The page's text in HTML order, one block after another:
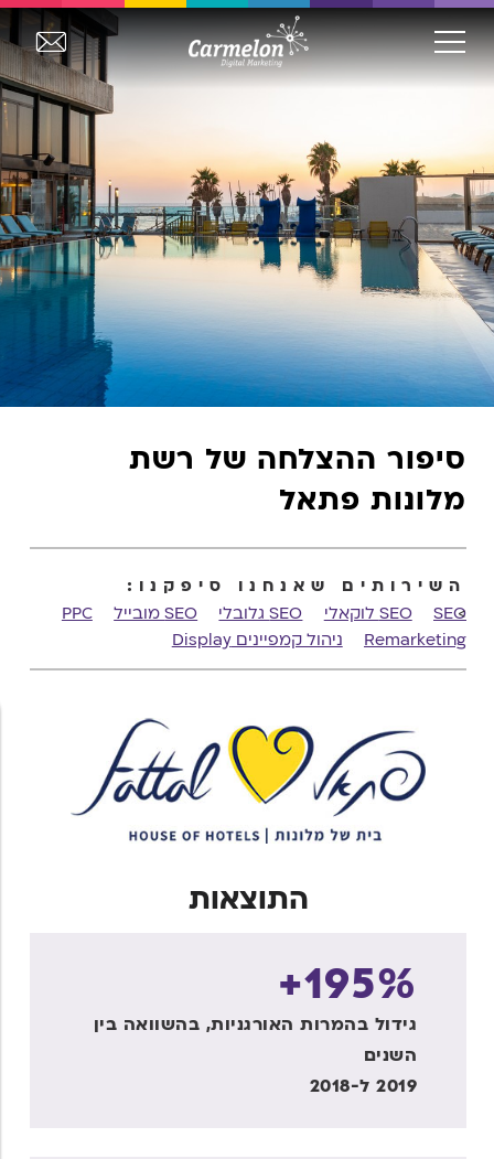
סיפור ההצלחה של רשת
מלונות פתאל
השירותים שאנחנו סיפקנו:
SEO
SEO לוקאלי SEO גלובלי SEO מובייל
PPC
Remarketing
ניהול קמפיינים Display
פרסום ברשתות חברתיות
Metasearch
כתיבת תוכן UX
התוצאות
195%+
גידול בהמרות האורגניות, בהשוואה בין
השנים
2019 ל-2018